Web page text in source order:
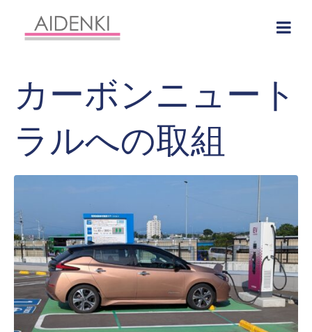
カーボンニュート
ラルへの取組